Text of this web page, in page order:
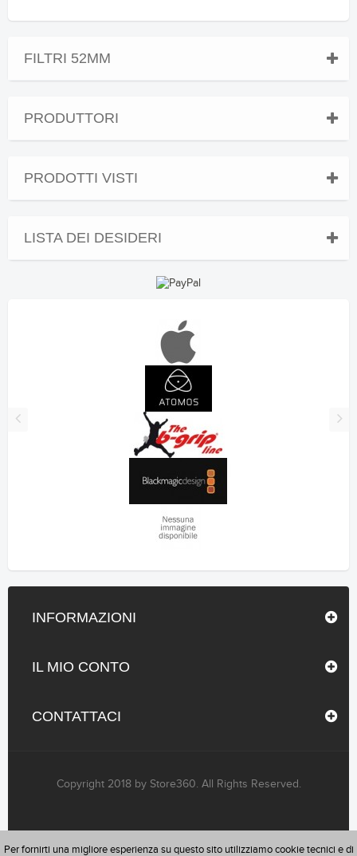
FILTRI 52MM
PRODUTTORI
PRODOTTI VISTI
LISTA DEI DESIDERI
INFORMAZIONI
IL MIO CONTO
CONTATTACI
Copyright 2018 by Store360. All Rights Reserved.
Per fornirti una migliore esperienza su questo sito utilizziamo cookie tecnici e di